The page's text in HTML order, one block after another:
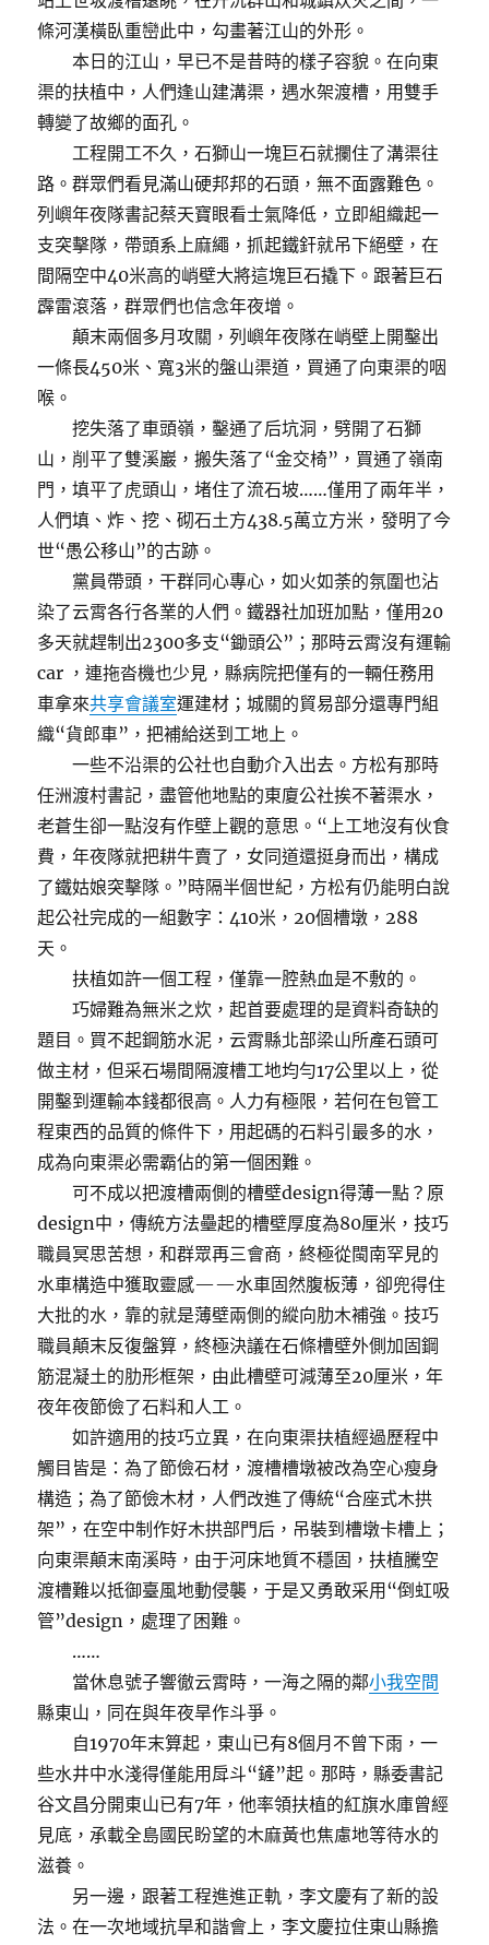
條河漢橫臥重巒此中，勾畫著江山的外形。
本日的江山，早已不是昔時的樣子容貌。在向東
渠的扶植中，人們逢山建溝渠，遇水架渡槽，用雙手
轉變了故鄉的面孔。
工程開工不久，石獅山一塊巨石就攔住了溝渠往
路。群眾們看見滿山硬邦邦的石頭，無不面露難色。
列嶼年夜隊書記蔡天寶眼看士氣降低，立即組織起一
支突擊隊，帶頭系上麻繩，抓起鐵釬就吊下絕壁，在
間隔空中40米高的峭壁大將這塊巨石撬下。跟著巨石
霹雷滾落，群眾們也信念年夜增。
顛末兩個多月攻關，列嶼年夜隊在峭壁上開鑿出
一條長450米、寬3米的盤山渠道，買通了向東渠的咽
喉。
挖失落了車頭嶺，鑿通了后坑洞，劈開了石獅
山，削平了雙溪巖，搬失落了“金交椅”，買通了嶺南
門，填平了虎頭山，堵住了流石坡……僅用了兩年半，
人們填、炸、挖、砌石土方438.5萬立方米，發明了今
世“愚公移山”的古跡。
黨員帶頭，干群同心專心，如火如荼的氛圍也沾
染了云霄各行各業的人們。鐵器社加班加點，僅用20
多天就趕制出2300多支“鋤頭公”；那時云霄沒有運輸
car ，連拖沓機也少見，縣病院把僅有的一輛任務用
車拿來共享會議室運建材；城關的貿易部分還專門組
織“貨郎車”，把補給送到工地上。
一些不沿渠的公社也自動介入出去。方松有那時
任洲渡村書記，盡管他地點的東廈公社挨不著渠水，
老蒼生卻一點沒有作壁上觀的意思。“上工地沒有伙食
費，年夜隊就把耕牛賣了，女同道還挺身而出，構成
了鐵姑娘突擊隊。”時隔半個世紀，方松有仍能明白說
起公社完成的一組數字：410米，20個槽墩，288
天。
扶植如許一個工程，僅靠一腔熱血是不敷的。
巧婦難為無米之炊，起首要處理的是資料奇缺的
題目。買不起鋼筋水泥，云霄縣北部梁山所產石頭可
做主材，但采石場間隔渡槽工地均勻17公里以上，從
開鑿到運輸本錢都很高。人力有極限，若何在包管工
程東西的品質的條件下，用起碼的石料引最多的水，
成為向東渠必需霸佔的第一個困難。
可不成以把渡槽兩側的槽壁design得薄一點？原
design中，傳統方法壘起的槽壁厚度為80厘米，技巧
職員冥思苦想，和群眾再三會商，終極從閩南罕見的
水車構造中獲取靈感——水車固然腹板薄，卻兜得住
大批的水，靠的就是薄壁兩側的縱向肋木補強。技巧
職員顛末反復盤算，終極決議在石條槽壁外側加固鋼
筋混凝土的肋形框架，由此槽壁可減薄至20厘米，年
夜年夜節儉了石料和人工。
如許適用的技巧立異，在向東渠扶植經過歷程中
觸目皆是：為了節儉石材，渡槽槽墩被改為空心瘦身
構造；為了節儉木材，人們改進了傳統“合座式木拱
架”，在空中制作好木拱部門后，吊裝到槽墩卡槽上；
向東渠顛末南溪時，由于河床地質不穩固，扶植騰空
渡槽難以抵御臺風地動侵襲，于是又勇敢采用“倒虹吸
管”design，處理了困難。
……
當休息號子響徹云霄時，一海之隔的鄰小我空間
縣東山，同在與年夜旱作斗爭。
自1970年末算起，東山已有8個月不曾下雨，一
些水井中水淺得僅能用戽斗“鏟”起。那時，縣委書記
谷文昌分開東山已有7年，他率領扶植的紅旗水庫曾經
見底，承載全島國民盼望的木麻黃也焦慮地等待水的
滋養。
另一邊，跟著工程進進正軌，李文慶有了新的設
法。在一次地域抗旱和諧會上，李文慶拉住東山縣擔